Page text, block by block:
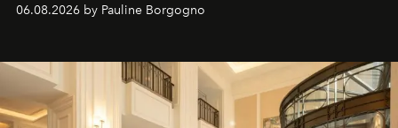
06.08.2026 by Pauline Borgogno